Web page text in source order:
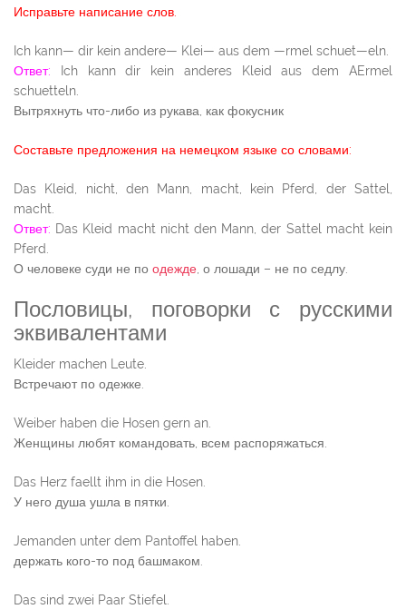
Исправьте написание слов.
Ich kann— dir kein andere— Klei— aus dem —rmel schuet—eln.
Ответ: Ich kann dir kein anderes Kleid aus dem AErmel
schuetteln.
Вытряхнуть что-либо из рукава, как фокусник
Составьте предложения на немецком языке со словами:
Das Kleid, nicht, den Mann, macht, kein Pferd, der Sattel,
macht.
Ответ: Das Kleid macht nicht den Mann, der Sattel macht kein
Pferd.
О человеке суди не по одежде, о лошади – не по седлу.
Пословицы, поговорки с русскими
эквивалентами
Kleider machen Leute.
Встречают по одежке.
Weiber haben die Hosen gern an.
Женщины любят командовать, всем распоряжаться.
Das Herz faellt ihm in die Hosen.
У него душа ушла в пятки.
Jemanden unter dem Pantoffel haben.
держать кого-то под башмаком.
Das sind zwei Paar Stiefel.